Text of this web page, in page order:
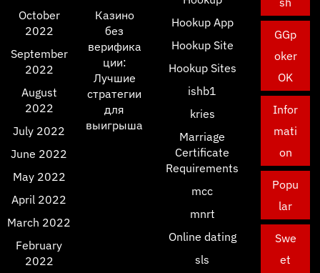
October
2022
September
2022
August
2022
July 2022
June 2022
May 2022
April 2022
March 2022
February
2022
Казино
без
верифика
ции:
Лучшие
стратегии
для
выигрыша
Hookup App
Hookup Site
Hookup Sites
ishb1
kries
Marriage
Certificate
Requirements
mcc
mnrt
Online dating
sls
GGp
oker
OK
Infor
mati
on
Popu
lar
Swe
et